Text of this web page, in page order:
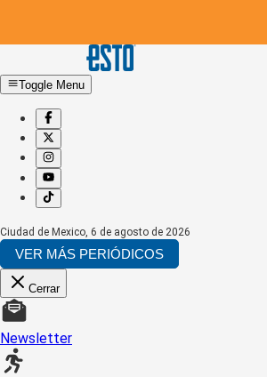
Toggle Menu
Ciudad de Mexico, 6 de agosto de 2026
VER MÁS PERIÓDICOS
Cerrar
Newsletter